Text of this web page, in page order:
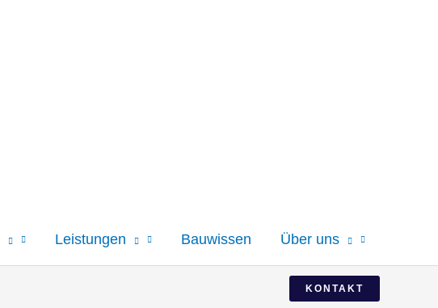
Leistungen Bauwissen Über uns
KONTAKT